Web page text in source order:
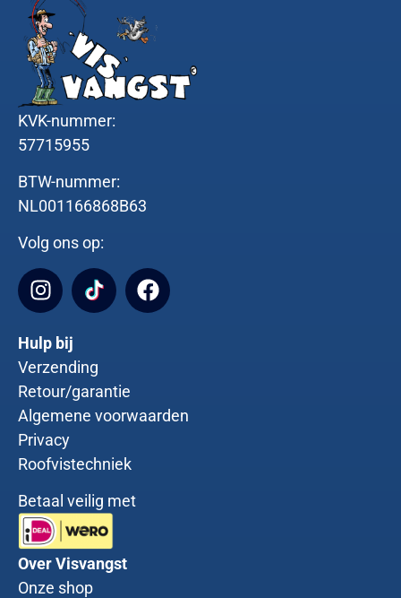
KVK-nummer:
57715955
BTW-nummer:
NL001166868B63
Volg ons op:
Hulp bij
Verzending
Retour/garantie
Algemene voorwaarden
Privacy
Roofvistechniek
Betaal veilig met
Over Visvangst
Onze shop